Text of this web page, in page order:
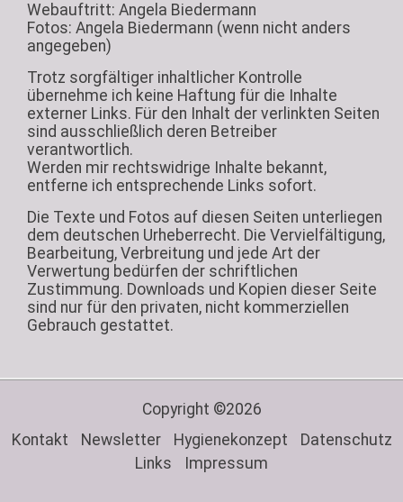
Webauftritt: Angela Biedermann
Fotos: Angela Biedermann (wenn nicht anders
angegeben)
Trotz sorgfältiger inhaltlicher Kontrolle
übernehme ich keine Haftung für die Inhalte
externer Links. Für den Inhalt der verlinkten Seiten
sind ausschließlich deren Betreiber
verantwortlich.
Werden mir rechtswidrige Inhalte bekannt,
entferne ich entsprechende Links sofort.
Die Texte und Fotos auf diesen Seiten unterliegen
dem deutschen Urheberrecht. Die Vervielfältigung,
Bearbeitung, Verbreitung und jede Art der
Verwertung bedürfen der schriftlichen
Zustimmung. Downloads und Kopien dieser Seite
sind nur für den privaten, nicht kommerziellen
Gebrauch gestattet.
Copyright ©2026
Kontakt
Newsletter Hygienekonzept
Datenschutz
Links
Impressum